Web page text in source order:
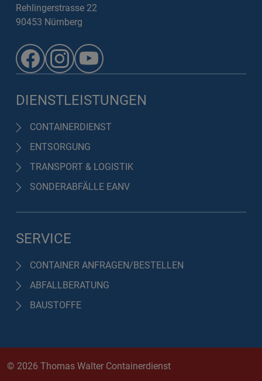
Rehlingerstrasse 22
90453 Nürnberg
DIENSTLEISTUNGEN
CONTAINERDIENST
ENTSORGUNG
TRANSPORT & LOGISTIK
SONDERABFÄLLE EANV
SERVICE
CONTAINER ANFRAGEN/BESTELLEN
ABFALLBERATUNG
BAUSTOFFE
© 2026 Thomas Walter Containerdienst